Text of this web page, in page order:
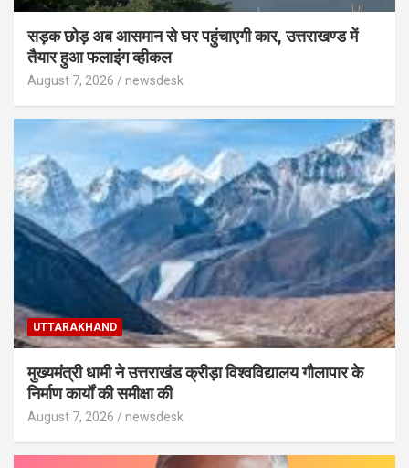
सड़क छोड़ अब आसमान से घर पहुंचाएगी कार, उत्तराखण्ड में
तैयार हुआ फलाइंग व्हीकल
August 7, 2026 newsdesk
UTTARAKHAND
मुख्यमंत्री धामी ने उत्तराखंड क्रीड़ा विश्वविद्यालय गौलापार के
निर्माण कार्यों की समीक्षा की
August 7, 2026 newsdesk